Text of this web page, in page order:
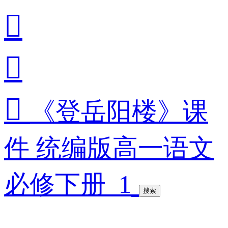



《登岳阳楼》课
件 统编版高一语文
必修下册_1
搜索